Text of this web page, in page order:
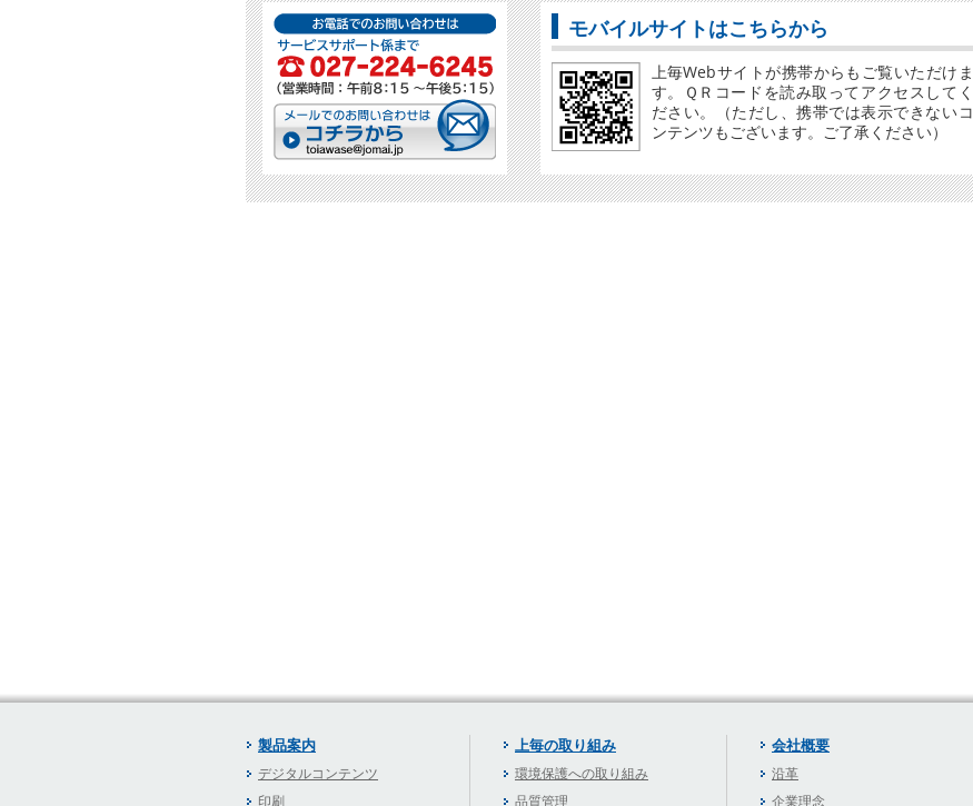
モバイルサイトはこちらから
上毎Webサイトが携帯からもご覧いただけま
す。ＱＲコードを読み取ってアクセスしてく
ださい。（ただし、携帯では表示できないコ
ンテンツもございます。ご了承ください）
製品案内
デジタルコンテンツ
印刷
上毎の取り組み
環境保護への取り組み
品質管理
会社概要
沿革
企業理念